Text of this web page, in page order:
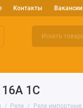
Контакты Вакансии
1C
Реле Реле импортные